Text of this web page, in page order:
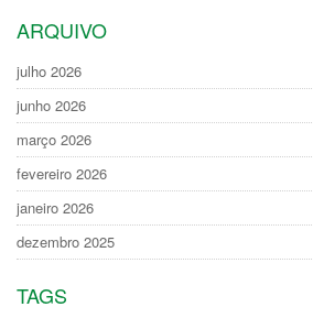
ARQUIVO
julho 2026
junho 2026
março 2026
fevereiro 2026
janeiro 2026
dezembro 2025
TAGS